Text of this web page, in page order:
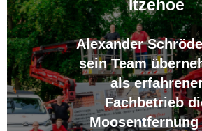
Itzehoe
Alexander
sein Team
als
Fachbetrieb
Moosentfernung